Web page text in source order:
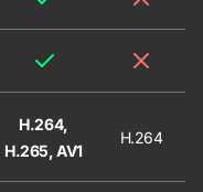
H.264,
H.265, AV1
H.264